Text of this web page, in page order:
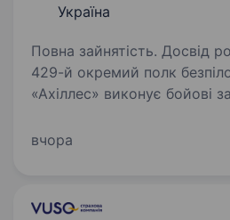
Україна
Повна зайнятість. Досвід
429-й окремий полк
«Ахіллес» виконує бойові
Підрозділ створений на
вчора